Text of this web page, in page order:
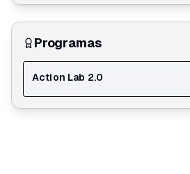
Programas
Action Lab 2.0